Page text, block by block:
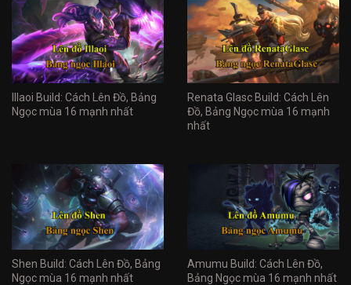
Illaoi Build: Cách Lên Đồ, Bảng
Ngọc mùa 16 mạnh nhất
Renata Glasc Build: Cách Lên
Đồ, Bảng Ngọc mùa 16 mạnh
nhất
Shen Build: Cách Lên Đồ, Bảng
Ngọc mùa 16 mạnh nhất
Amumu Build: Cách Lên Đồ,
Bảng Ngọc mùa 16 mạnh nhất